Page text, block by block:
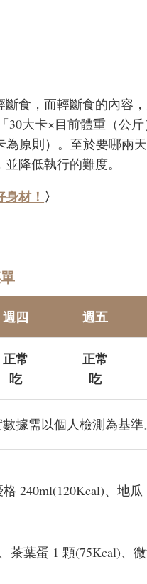
食，而輕斷食的內容
大卡×目前體重（公斤
原則）。至於要哪兩
降低執行的難度。
材！ 〉
週四 週五
正常
吃
正常
吃
據需以個人檢測為基準
240ml(120Kcal)、地瓜
茶葉蛋 1 顆(75Kcal)、